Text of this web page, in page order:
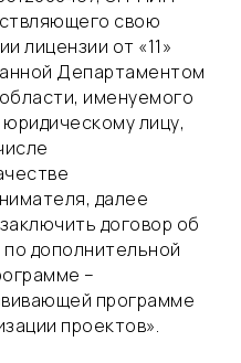
свою
лицензии от «11»
Департаментом
именуемого
лицу,
далее
договор об
дополнительной
–
программе
проектов».